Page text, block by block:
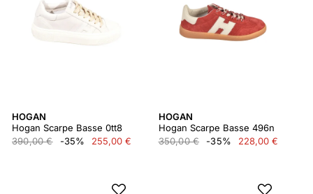
HOGAN
Hogan Scarpe Basse 0tt8
390,00 €
-35% 255,00 €
HOGAN
Hogan Scarpe Basse 496n
350,00 €
-35% 228,00 €